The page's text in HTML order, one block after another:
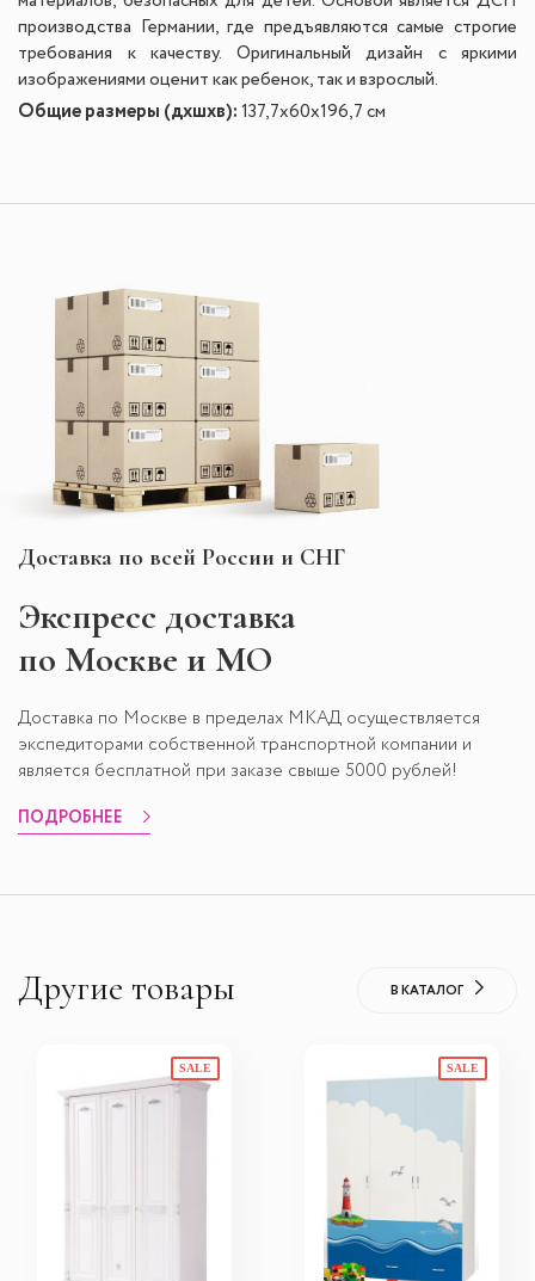
производства Германии, где предъявляются самые строгие
требования к качеству. Оригинальный дизайн с яркими
изображениями оценит как ребенок, так и взрослый.
Общие размеры (дхшхв): 137,7х60х196,7 см
Доставка по всей России и СНГ
Экспресс доставка
по Москве и МО
Доставка по Москве в пределах МКАД осуществляется
экспедиторами собственной транспортной компании и
является бесплатной при заказе свыше 5000 рублей!
ПОДРОБНЕЕ
Другие товары В КАТАЛОГ
SALE SALE